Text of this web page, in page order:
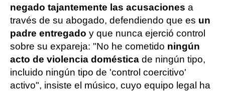
negado tajantemente las acusaciones a
través de su abogado, defendiendo que es un
padre entregado y que nunca ejerció control
sobre su expareja: "No he cometido ningún
acto de violencia doméstica de ningún tipo,
incluido ningún tipo de 'control coercitivo'
activo", insiste el músico, cuyo equipo legal ha